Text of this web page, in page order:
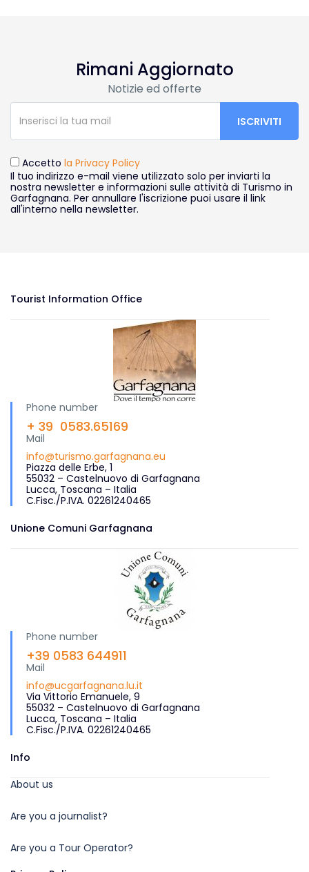
Rimani Aggiornato
Notizie ed offerte
Accetto la Privacy Policy
Il tuo indirizzo e-mail viene utilizzato solo per inviarti la
nostra newsletter e informazioni sulle attività di Turismo in
Garfagnana. Per annullare l'iscrizione puoi usare il link
all'interno nella newsletter.
Tourist Information Office
Phone number
+ 39 0583.65169
Mail
info@turismo.garfagnana.eu
Piazza delle Erbe, 1
55032 – Castelnuovo di Garfagnana
Lucca, Toscana – Italia
C.Fisc./P.IVA. 02261240465
Unione Comuni Garfagnana
Phone number
+39 0583 644911
Mail
info@ucgarfagnana.lu.it
Via Vittorio Emanuele, 9
55032 – Castelnuovo di Garfagnana
Lucca, Toscana – Italia
C.Fisc./P.IVA. 02261240465
Info
About us
Are you a journalist?
Are you a Tour Operator?